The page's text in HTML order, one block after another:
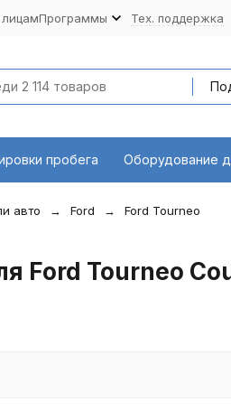
Программы Тех. поддержка
пробега Оборудование
авто Ford
Ford Tourneo
Ford Tourneo